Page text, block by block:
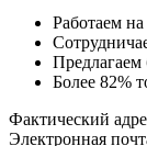
Работаем
Предлагаем
Более 82%
Фактический
Электронная